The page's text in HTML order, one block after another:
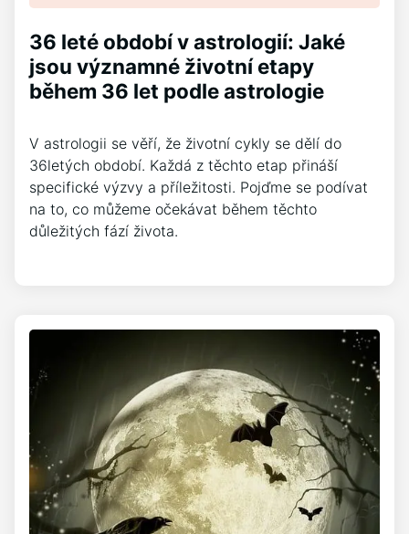
36 leté období v astrologií: Jaké
jsou významné životní etapy
během 36 let podle astrologie
V astrologii se věří, že životní cykly se dělí do
36letých období. Každá z těchto etap přináší
specifické výzvy a příležitosti. Pojďme se podívat
na to, co můžeme očekávat během těchto
důležitých fází života.